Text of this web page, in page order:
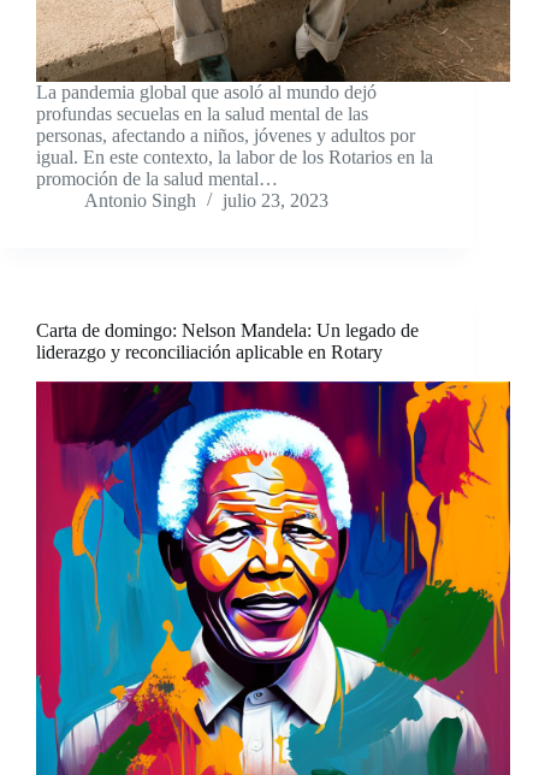
La pandemia global que asoló al mundo dejó
profundas secuelas en la salud mental de las
personas, afectando a niños, jóvenes y adultos por
igual. En este contexto, la labor de los Rotarios en la
promoción de la salud mental…
Antonio Singh
julio 23, 2023
Carta de domingo: Nelson Mandela: Un legado de
liderazgo y reconciliación aplicable en Rotary